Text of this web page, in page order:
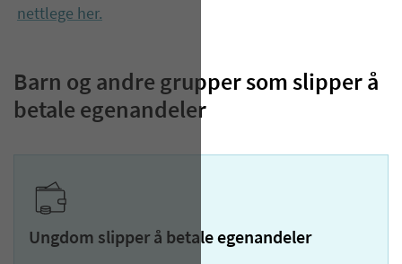
nettlege her.
Barn og andre grupper som slipper å
betale egenandeler
Ungdom slipper å betale egenandeler